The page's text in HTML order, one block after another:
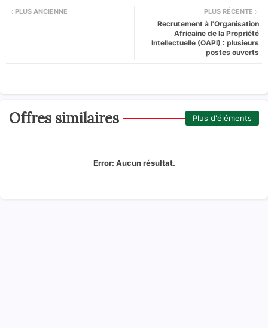
PLUS RÉCENTE
Recrutement à l'Organisation
Africaine de la Propriété
Intellectuelle (OAPI) : plusieurs
postes ouverts
PLUS ANCIENNE
Offres similaires Plus d'éléments
Error: Aucun résultat.